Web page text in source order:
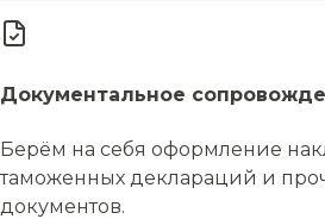
Документальное
Берём на себя оформление
таможенных деклараций и
документов.